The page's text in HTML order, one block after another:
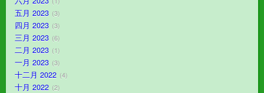
五月 2023 3
四月 2023 3
三月 2023 6
二月 2023 1
一月 2023 3
十二月 2022 4
十月 2022 2